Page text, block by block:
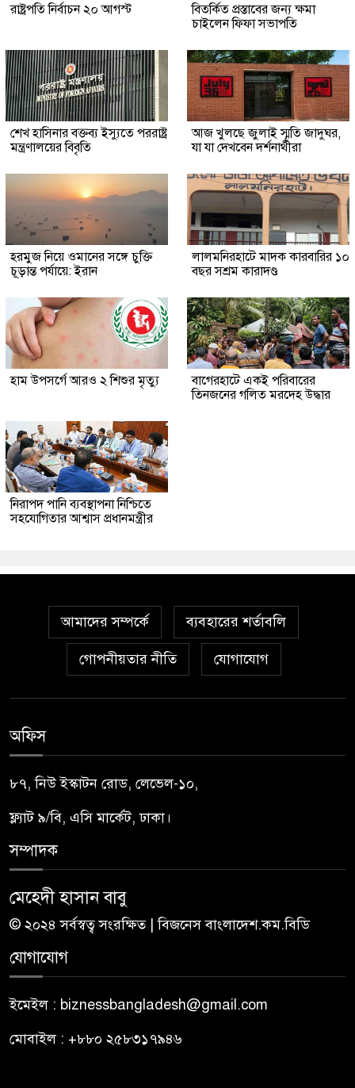
রাষ্ট্রপতি নির্বাচন ২০ আগস্ট
বিতর্কিত প্রস্তাবের জন্য ক্ষমা
চাইলেন ফিফা সভাপতি
শেখ হাসিনার বক্তব্য ইস্যুতে পররাষ্ট্র
মন্ত্রণালয়ের বিবৃতি
আজ খুলছে জুলাই স্মৃতি জাদুঘর,
যা যা দেখবেন দর্শনার্থীরা
হরমুজ নিয়ে ওমানের সঙ্গে চুক্তি
চূড়ান্ত পর্যায়ে: ইরান
লালমনিরহাটে মাদক কারবারির ১০
বছর সশ্রম কারাদণ্ড
হাম উপসর্গে আরও ২ শিশুর মৃত্যু
‎বাগেরহাটে একই পরিবারের
তিনজনের গলিত মরদেহ উদ্ধার
নিরাপদ পানি ব্যবস্থাপনা নিশ্চিতে
সহযোগিতার আশ্বাস প্রধানমন্ত্রীর
আমাদের সম্পর্কে ব্যবহারের শর্তাবলি
গোপনীয়তার নীতি যোগাযোগ
অফিস
৮৭, নিউ ইস্কাটন রোড, লেভেল-১০,
ফ্ল্যাট ৯/বি, এসি মার্কেট, ঢাকা।
সম্পাদক
মেহেদী হাসান বাবু
© ২০২৪ সর্বস্বত্ব সংরক্ষিত | বিজনেস বাংলাদেশ.কম.বিডি
যোগাযোগ
ইমেইল : biznessbangladesh@gmail.com
মোবাইল : +৮৮০ ২৫৮৩১৭৯৪৬